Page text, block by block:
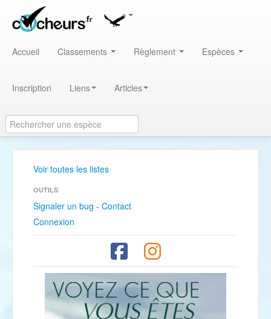
Accueil Classements Règlement Espèces
Inscription Liens Articles
Voir toutes les listes
OUTILS
Signaler un bug - Contact
Connexion